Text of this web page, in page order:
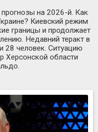
на 2026-й. Как
Киевский режим
границы и продолжает
Недавний теракт в
28 человек. Ситуацию
Херсонской области